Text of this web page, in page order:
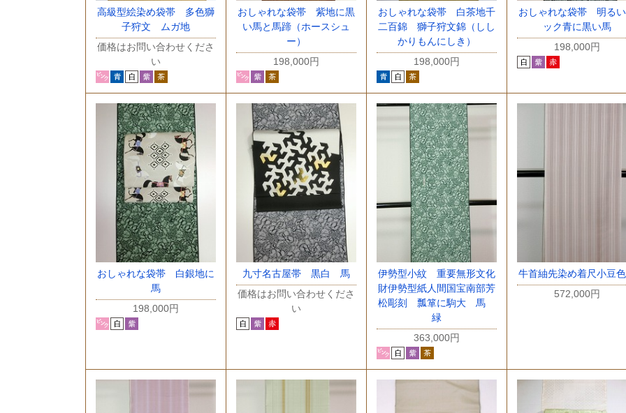
高級型絵染め袋帯 多色獅
子狩文 ムガ地
価格はお問い合わせくださ
い
おしゃれな袋帯 紫地に黒
い馬と馬蹄（ホースシュ
ー）
198,000円
おしゃれな袋帯 白茶地千
二百錦 獅子狩文錦（しし
かりもんにしき）
198,000円
おしゃれな袋帯 明る
ック青に黒い馬
198,000円
おしゃれな袋帯 白銀地に
馬
198,000円
九寸名古屋帯 黒白 馬
価格はお問い合わせくださ
い
伊勢型小紋 重要無形文化
財伊勢型紙人間国宝南部芳
松彫刻 瓢箪に駒大 馬
緑
363,000円
牛首紬先染め着尺小豆
572,000円